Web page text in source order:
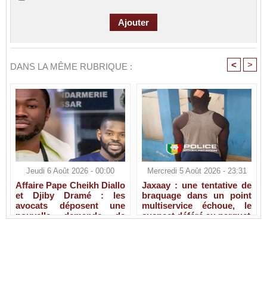
DANS LA MÊME RUBRIQUE : < >
Jeudi 6 Août 2026 - 00:00
Affaire Pape Cheikh Diallo
et Djiby Dramé : les
avocats déposent une
nouvelle demande de
Mercredi 5 Août 2026 - 23:31
Jaxaay : une tentative de
braquage dans un point
multiservice échoue, le
suspect déféré au parquet